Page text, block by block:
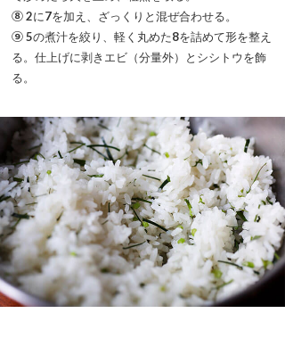
⑧2に7を加え、ざっくりと混ぜ合わせる。
⑨5の煮汁を絞り、軽く丸めた8を詰めて形を整え
る。仕上げに剥きエビ（分量外）とシシトウを飾
る。